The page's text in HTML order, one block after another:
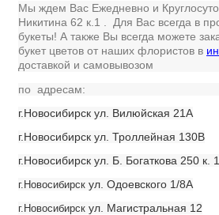
Мы ждем Вас Ежедневно и
Никитина 62 к.1
. Для Вас всегда в
букеты! А также Вы всегда можете
букет цветов от наших флористов в
доставкой и самовывозом
по адресам:
г.Новосибирск ул. Вилюйская 21А
г.Новосибирск ул. Троллейная 130В
г.Новосибирск ул. Б. Богаткова 250 к. 1
г.Новосибирск ул. Одоевского 1/8А
г.Новосибирск ул. Магистральная 12